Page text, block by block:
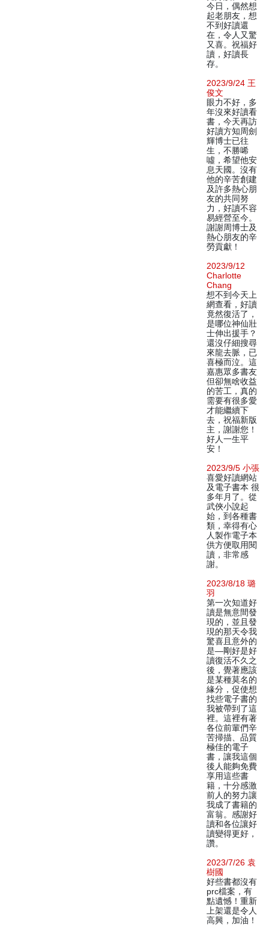
今日，偶然想
起老朋友，想
不到好讀還
在，令人又驚
又喜。祝福好
讀，好讀長
存。
2023/9/24 王
俊文
眼力不好，多
年沒來好讀看
書，今天再訪
好讀方知周劍
輝博士已往
生，不勝唏
噓，希望他安
息天國。沒有
他的辛苦創建
及許多熱心朋
友的共同努
力，好讀不容
易經營至今。
謝謝周博士及
熱心朋友的辛
勞貢獻！
2023/9/12
Charlotte
Chang
想不到今天上
網查看，好讀
竟然復活了，
是哪位神仙壯
士伸出援手？
還沒仔細搜尋
來龍去脈，已
喜極而泣。這
嘉惠眾多書友
但卻無啥收益
的苦工，真的
需要有很多愛
才能繼續下
去，祝福新版
主，謝謝您！
好人一生平
安！
2023/9/5 小張
喜愛好讀網站
及電子書本 很
多年月了。從
武俠小說起
始，到各種書
類，幸得有心
人製作電子本
供方便取用閱
讀，非常感
謝。
2023/8/18 璐
羽
第一次知道好
讀是無意間發
現的，並且發
現的那天令我
驚喜且意外的
是—剛好是好
讀復活不久之
後，覺著應該
是某種莫名的
緣分，促使想
找些電子書的
我被帶到了這
裡。這裡有著
各位前輩們辛
苦掃描、品質
極佳的電子
書，讓我這個
後人能夠免費
享用這些書
籍，十分感激
前人的努力讓
我成了書籍的
富翁。感謝好
讀和各位讓好
讀變得更好，
讚。
2023/7/26 袁
樹國
好些書都沒有
prc檔案，有
點遺憾！重新
上架還是令人
高興，加油！